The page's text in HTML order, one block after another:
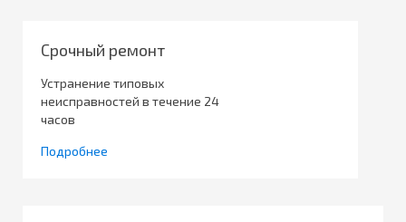
Срочный ремонт
Устранение типовых
неисправностей в течение 24
часов
Подробнее